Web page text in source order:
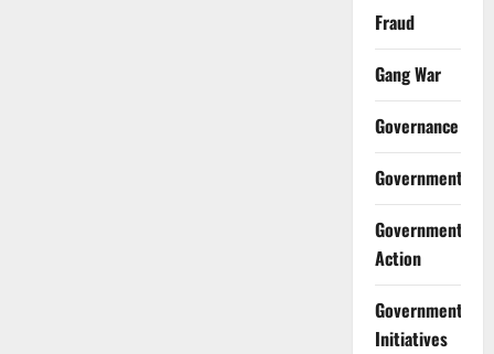
Fraud
Gang War
Governance
Government
Government
Action
Government
Initiatives